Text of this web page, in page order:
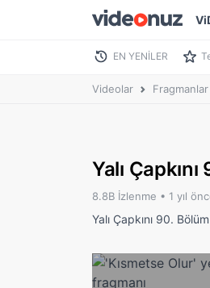
EN YENİLER
Videolar Fragmanlar
Yalı
8.8B İzlenme • 1 yıl
Yalı Çapkını 90.